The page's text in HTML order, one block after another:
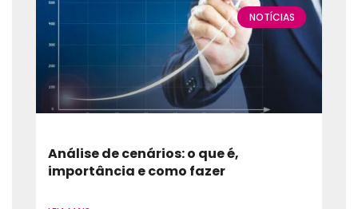
NOTÍCIAS
Análise de cenários: o que é,
importância e como fazer